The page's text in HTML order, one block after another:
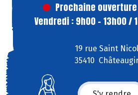
Prochaine
Vendredi : 9h00 - 13h00 /
19 rue Saint
35410